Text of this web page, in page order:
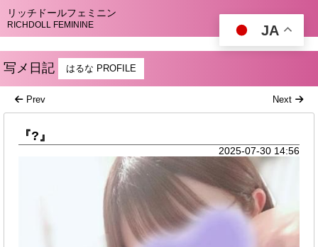
リッチドールフェミニン
RICHDOLL FEMININE JA
写メ日記 はるな PROFILE
Prev Next
『?』
2025-07-30 14:56